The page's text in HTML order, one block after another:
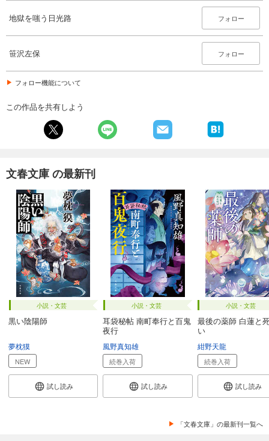
地獄を嗤う日光路 フォロー
笹沢左保 フォロー
フォロー機能について
この作品を共有しよう
文春文庫 の最新刊
小説・文芸
黒い陰陽師
夢枕獏
NEW
試し読み
小説・文芸
耳袋秘帖 南町奉行と百鬼
夜行
風野真知雄
続巻入荷
試し読み
小説・文芸
最後の薬師 白蓮と
い
紺野天龍
続巻入荷
試し読み
「文春文庫」の最新刊一覧へ